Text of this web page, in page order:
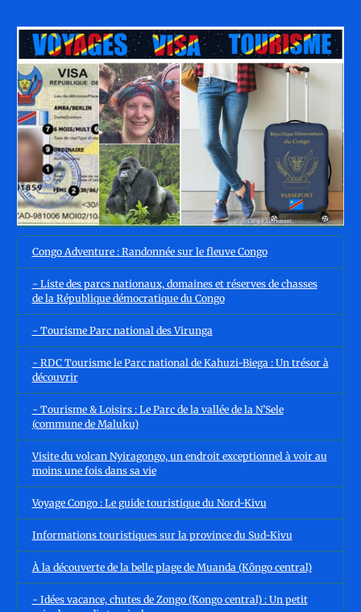
Congo Adventure : Randonnée sur le fleuve Congo
- Liste des parcs nationaux, domaines et réserves de chasses
de la République démocratique du Congo
- Tourisme Parc national des Virunga
- RDC Tourisme le Parc national de Kahuzi-Biega : Un trésor à
découvrir
- Tourisme & Loisirs : Le Parc de la vallée de la N’Sele
(commune de Maluku)
Visite du volcan Nyiragongo, un endroit exceptionnel à voir au
moins une fois dans sa vie
Voyage Congo : Le guide touristique du Nord-Kivu
Informations touristiques sur la province du Sud-Kivu
À la découverte de la belle plage de Muanda (Kôngo central)
- Idées vacance, chutes de Zongo (Kongo central) : Un petit